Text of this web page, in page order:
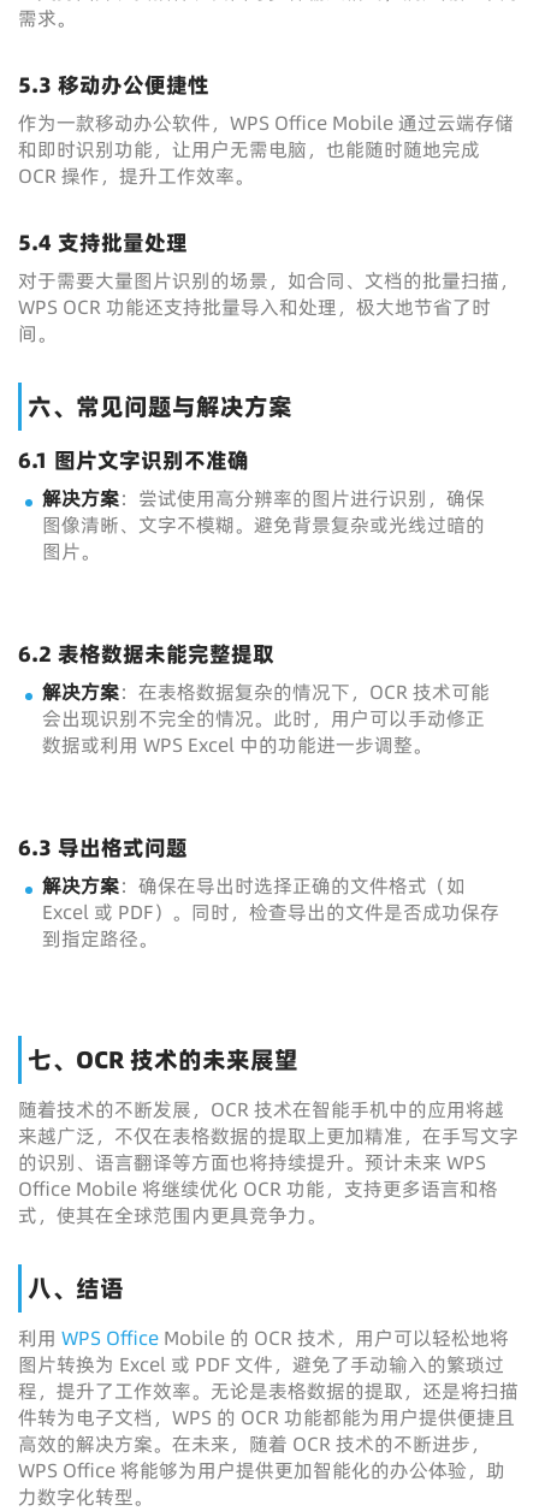
需求。
5.3 移动办公便捷性
作为一款移动办公软件，WPS Office Mobile 通过云端存储
和即时识别功能，让用户无需电脑，也能随时随地完成
OCR 操作，提升工作效率。
5.4 支持批量处理
对于需要大量图片识别的场景，如合同、文档的批量扫描，
WPS OCR 功能还支持批量导入和处理，极大地节省了时
间。
六、常见问题与解决方案
6.1 图片文字识别不准确
解决方案：尝试使用高分辨率的图片进行识别，确保
图像清晰、文字不模糊。避免背景复杂或光线过暗的
图片。
6.2 表格数据未能完整提取
解决方案：在表格数据复杂的情况下，OCR 技术可能
会出现识别不完全的情况。此时，用户可以手动修正
数据或利用 WPS Excel 中的功能进一步调整。
6.3 导出格式问题
解决方案：确保在导出时选择正确的文件格式（如
Excel 或 PDF）。同时，检查导出的文件是否成功保存
到指定路径。
七、OCR 技术的未来展望
随着技术的不断发展，OCR 技术在智能手机中的应用将越
来越广泛，不仅在表格数据的提取上更加精准，在手写文字
的识别、语言翻译等方面也将持续提升。预计未来 WPS
Office Mobile 将继续优化 OCR 功能，支持更多语言和格
式，使其在全球范围内更具竞争力。
八、结语
利用 WPS Office Mobile 的 OCR 技术，用户可以轻松地将
图片转换为 Excel 或 PDF 文件，避免了手动输入的繁琐过
程，提升了工作效率。无论是表格数据的提取，还是将扫描
件转为电子文档，WPS 的 OCR 功能都能为用户提供便捷且
高效的解决方案。在未来，随着 OCR 技术的不断进步，
WPS Office 将能够为用户提供更加智能化的办公体验，助
力数字化转型。